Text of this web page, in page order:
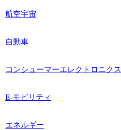
航空宇宙
自動車
コンシューマーエレクトロニクス
E-モビリティ
エネルギー